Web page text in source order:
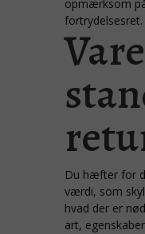
opmærksom
fortrydelsesret.
Du hæfter for
værdi, som
hvad der er
art,